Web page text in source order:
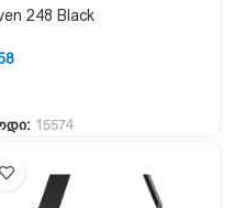
248 Black
15574